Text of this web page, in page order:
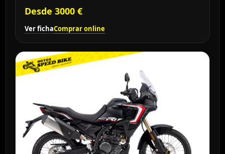
Desde 3000 €
Ver fichaComprar online